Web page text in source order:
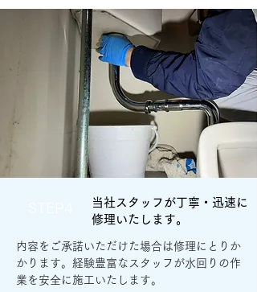
当社スタッフが丁寧・迅速に
修理いたします。
内容をご承諾いただけた場合は修理にとりか
かります。経験豊富なスタッフが水回りの作
業を安全に施工いたします。